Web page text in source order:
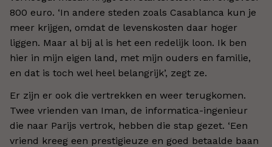
800 euro. ‘In andere steden zoals Casablanca kun je
meer krijgen, omdat de levenskosten daar hoger
liggen. Maar al bij al is het een redelijk loon. Ik ben
hier in mijn eigen land, met mijn ouders en familie,
en dat is toch wel heel belangrijk’, zegt ze.
Er zijn er ook die vertrekken en weer terugkomen.
Twee vrienden van Iman, de informatica-ingenieur
die naar Parijs vertrok, hebben die stap gezet. ‘Een
vriend kreeg een prestigieuze en goed betaalde baan